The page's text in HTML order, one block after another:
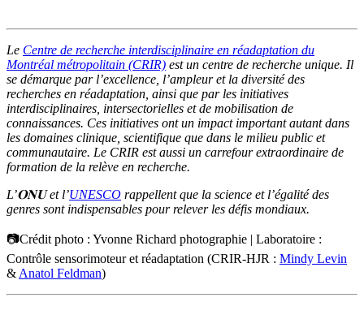
Le Centre de recherche interdisciplinaire en réadaptation du
Montréal métropolitain (CRIR) est un centre de recherche unique. Il
se démarque par l’excellence, l’ampleur et la diversité des
recherches en réadaptation, ainsi que par les initiatives
interdisciplinaires, intersectorielles et de mobilisation de
connaissances. Ces initiatives ont un impact important autant dans
les domaines clinique, scientifique que dans le milieu public et
communautaire. Le CRIR est aussi un carrefour extraordinaire de
formation de la relève en recherche.
L’𝐎𝐍𝐔 et l’UNESCO rappellent que la science et l’égalité des
genres sont indispensables pour relever les défis mondiaux.
📷Crédit photo : Yvonne Richard photographie | Laboratoire :
Contrôle sensorimoteur et réadaptation (CRIR-HJR : Mindy Levin
& Anatol Feldman)